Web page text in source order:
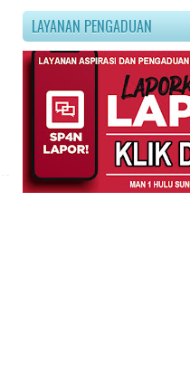
LAYANAN PENGADUAN